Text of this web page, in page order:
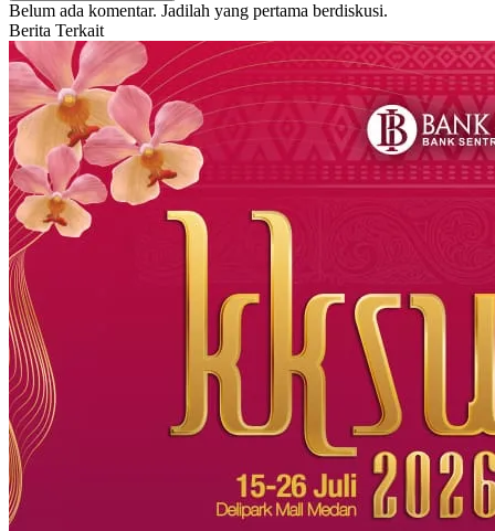
Belum ada komentar. Jadilah yang pertama berdiskusi.
Berita Terkait